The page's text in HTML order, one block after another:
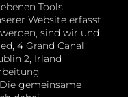
Tools
Website erfasst
sind wir und
4 Grand Canal
2, Irland
gemeinsame